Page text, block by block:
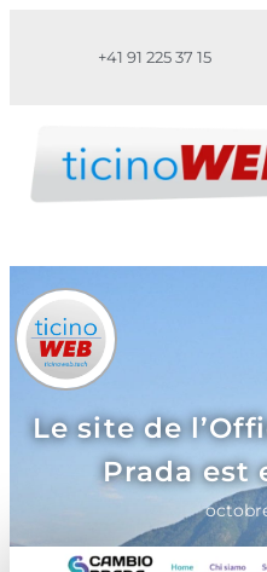
+41 91 225 37 15
Le site de
Prada est